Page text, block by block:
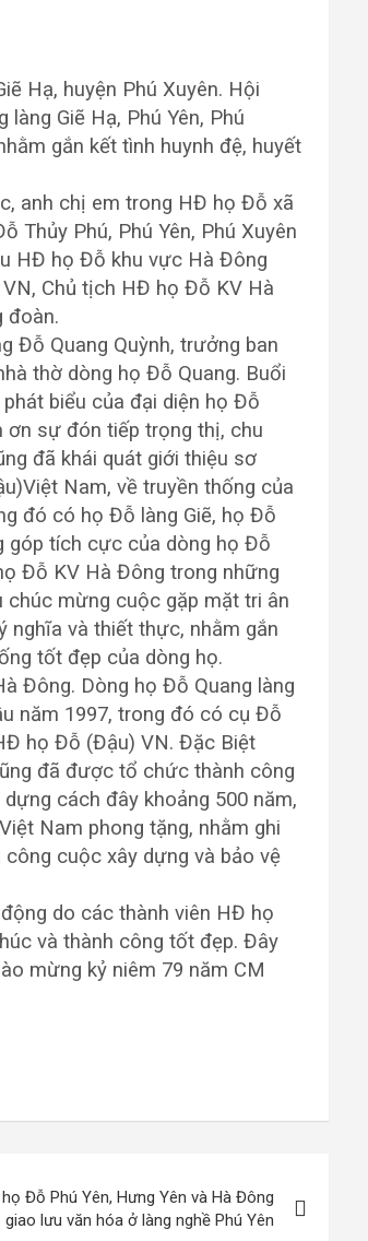
Hạ, huyện Phú Xuyên. Hội
Giẽ Hạ, Phú Yên, Phú
gắn kết tình huynh đệ, huyết
anh chị em trong HĐ họ Đỗ xã
Thủy Phú, Phú Yên, Phú Xuyên
HĐ họ Đỗ khu vực Hà Đông
Chủ tịch HĐ họ Đỗ KV Hà
đoàn.
Đỗ Quang Quỳnh, trưởng ban
thờ dòng họ Đỗ Quang. Buổi
biểu của đại diện họ Đỗ
ơn sự đón tiếp trọng thị, chu
đã khái quát giới thiệu sơ
Nam, về truyền thống của
đó có họ Đỗ làng Giẽ, họ Đỗ
góp tích cực của dòng họ Đỗ
Đỗ KV Hà Đông trong những
chúc mừng cuộc gặp mặt tri ân
nghĩa và thiết thực, nhằm gắn
tốt đẹp của dòng họ.
Đông. Dòng họ Đỗ Quang làng
năm 1997, trong đó có cụ Đỗ
họ Đỗ (Đậu) VN. Đặc Biệt
đã được tổ chức thành công
cách đây khoảng 500 năm,
Nam phong tặng, nhằm ghi
cuộc xây dựng và bảo vệ
do các thành viên HĐ họ
và thành công tốt đẹp. Đây
mừng kỷ niêm 79 năm CM
Đỗ Phú Yên, Hưng Yên và Hà Đông
giao lưu văn hóa ở làng nghề Phú Yên